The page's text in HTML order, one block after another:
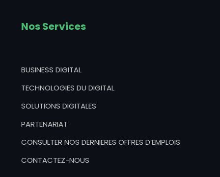
Nos Services
BUSINESS DIGITAL
TECHNOLOGIES DU DIGITAL
SOLUTIONS DIGITALES
PARTENARIAT
CONSULTER NOS DERNIERES OFFRES D’EMPLOIS
CONTACTEZ-NOUS